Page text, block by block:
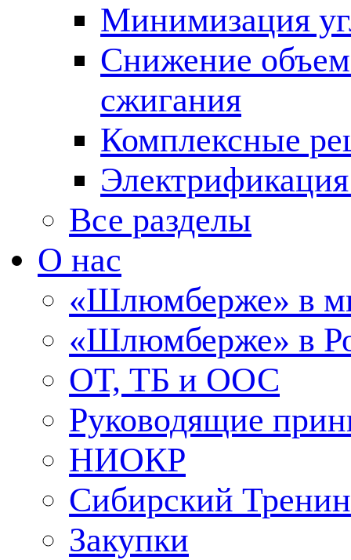
Минимизация
Снижение
сжигания
Комплексные
Все разделы
О нас
«Шлюмберже» в
«Шлюмберже» в
ОТ, ТБ и ООС
Руководящие
НИОКР
Сибирский
Закупки